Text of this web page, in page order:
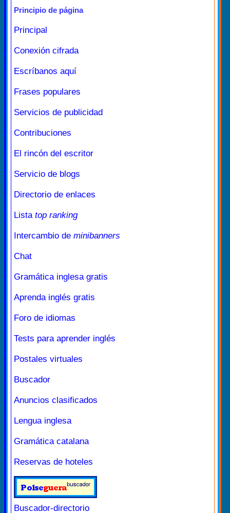
Principio de página
Principal
Conexión cifrada
Escríbanos aquí
Frases populares
Servicios de publicidad
Contribuciones
El rincón del escritor
Servicio de blogs
Directorio de enlaces
Lista top ranking
Intercambio de minibanners
Chat
Gramática inglesa gratis
Aprenda inglés gratis
Foro de idiomas
Tests para aprender inglés
Postales virtuales
Buscador
Anuncios clasificados
Lengua inglesa
Gramática catalana
Reservas de hoteles
Buscador-directorio